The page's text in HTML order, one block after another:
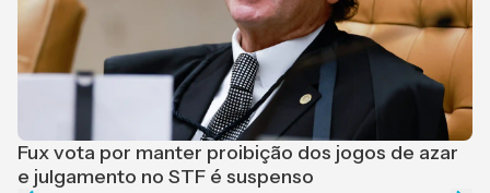
Fux vota por manter proibição dos jogos de azar
e julgamento no STF é suspenso